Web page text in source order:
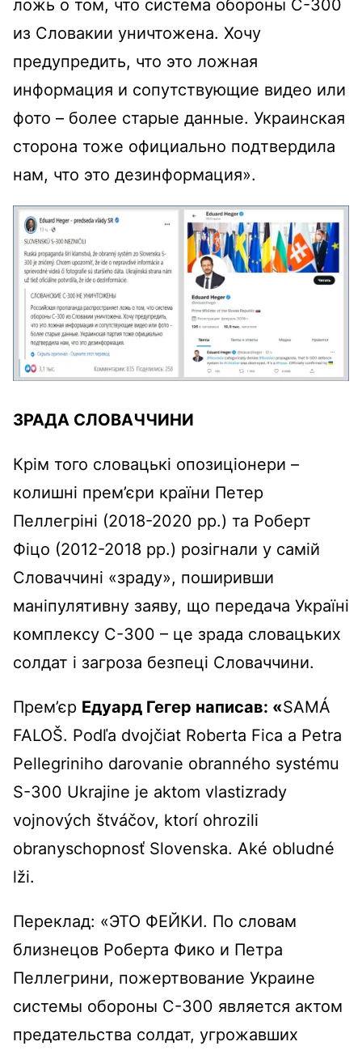
ложь о том, что система обороны С-300
из Словакии уничтожена. Хочу
предупредить, что это ложная
информация и сопутствующие видео или
фото – более старые данные. Украинская
сторона тоже официально подтвердила
нам, что это дезинформация».
ЗРАДА СЛОВАЧЧИНИ
Крім того словацькі опозиціонери –
колишні прем’єри країни Петер
Пеллегріні (2018-2020 рр.) та Роберт
Фіцо (2012-2018 рр.) розігнали у самій
Словаччині «зраду», поширивши
маніпулятивну заяву, що передача Україні
комплексу С-300 – це зрада словацьких
солдат і загроза безпеці Словаччини.
Прем’єр Едуард Гегер написав: «SAMÁ
FALOŠ. Podľa dvojčiat Roberta Fica a Petra
Pellegriniho darovanie obranného systému
S-300 Ukrajine je aktom vlastizrady
vojnových štváčov, ktorí ohrozili
obranyschopnosť Slovenska. Aké obludné
lži.
Переклад: «ЭТО ФЕЙКИ. По словам
близнецов Роберта Фико и Петра
Пеллегрини, пожертвование Украине
системы обороны С-300 является актом
предательства солдат, угрожавших